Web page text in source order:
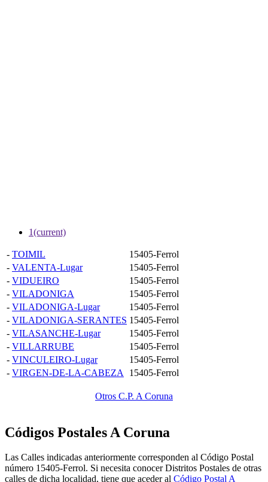
1(current)
- TOIMIL
15405-Ferrol
- VALENTA-Lugar
15405-Ferrol
- VIDUEIRO
15405-Ferrol
- VILADONIGA
15405-Ferrol
- VILADONIGA-Lugar
15405-Ferrol
- VILADONIGA-SERANTES 15405-Ferrol
- VILASANCHE-Lugar
15405-Ferrol
- VILLARRUBE
15405-Ferrol
- VINCULEIRO-Lugar
15405-Ferrol
- VIRGEN-DE-LA-CABEZA 15405-Ferrol
Otros C.P. A Coruna
Códigos Postales A Coruna
Las Calles indicadas anteriormente corresponden al Código Postal
número 15405-Ferrol. Si necesita conocer Distritos Postales de otras
calles de dicha localidad, tiene que aceder al Código Postal A